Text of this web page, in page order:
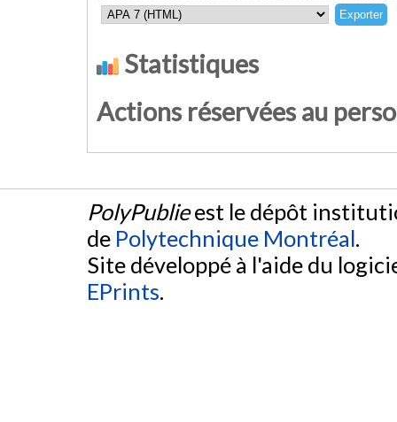
Statistiques
Actions réservées au
PolyPublieest le dépôt
de Polytechnique Montréal.
Site développé à l'aide du
EPrints.